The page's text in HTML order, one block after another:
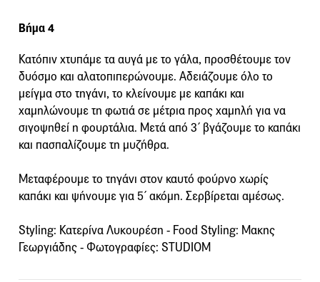
Βήμα 4
Κατόπιν χτυπάμε τα αυγά με το γάλα, προσθέτουμε τον
δυόσμο και αλατοπιπερώνουμε. Αδειάζουμε όλο το
μείγμα στο τηγάνι, το κλείνουμε με καπάκι και
χαμηλώνουμε τη φωτιά σε μέτρια προς χαμηλή για να
σιγοψηθεί η φουρτάλια. Μετά από 3΄ βγάζουμε το καπάκι
και πασπαλίζουμε τη μυζήθρα.
Μεταφέρουμε το τηγάνι στον καυτό φούρνο χωρίς
καπάκι και ψήνουμε για 5΄ ακόμη. Σερβίρεται αμέσως.
Styling: Κατερίνα Λυκουρέση - Food Styling: Mακης
Γεωργιάδης - Φωτογραφίες: STUDIOM